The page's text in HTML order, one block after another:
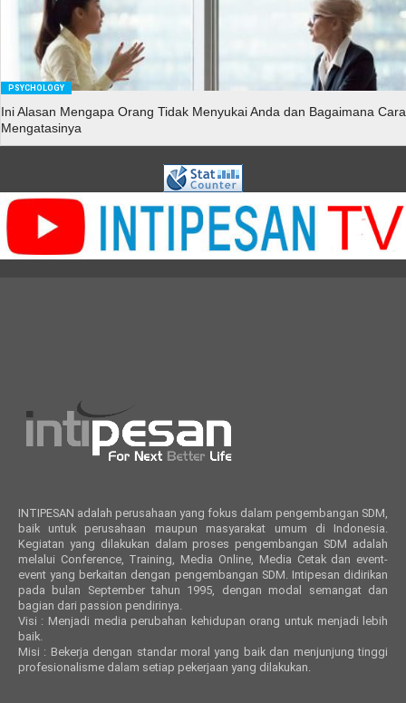
PSYCHOLOGY
Ini Alasan Mengapa Orang Tidak Menyukai Anda dan Bagaimana Cara
Mengatasinya
INTIPESAN adalah perusahaan yang fokus dalam pengembangan SDM,
baik untuk perusahaan maupun masyarakat umum di Indonesia.
Kegiatan yang dilakukan dalam proses pengembangan SDM adalah
melalui Conference, Training, Media Online, Media Cetak dan event-
event yang berkaitan dengan pengembangan SDM. Intipesan didirikan
pada bulan September tahun 1995, dengan modal semangat dan
bagian dari passion pendirinya.
Visi : Menjadi media perubahan kehidupan orang untuk menjadi lebih
baik.
Misi : Bekerja dengan standar moral yang baik dan menjunjung tinggi
profesionalisme dalam setiap pekerjaan yang dilakukan.